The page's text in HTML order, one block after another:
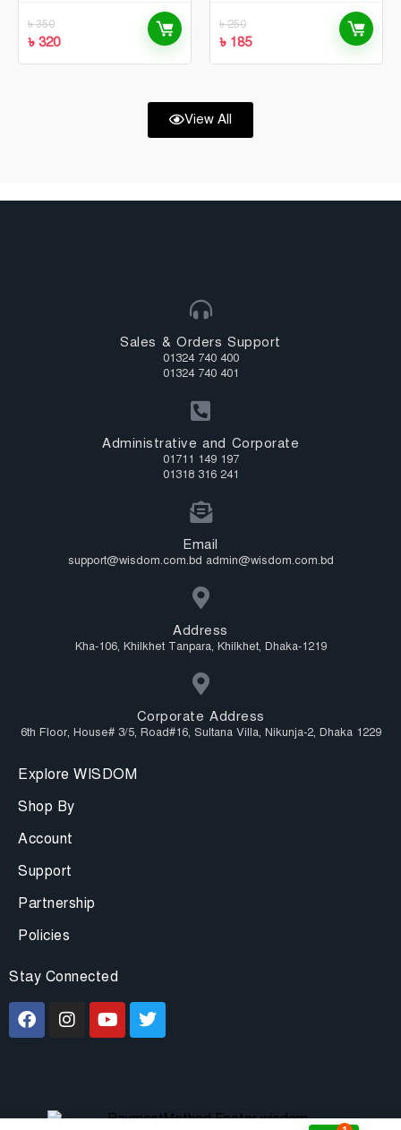
৳350
৳ 320
৳250
৳ 185
View All
Sales & Orders Support
01324 740 400
01324 740 401
Administrative and Corporate
01711 149 197
01318 316 241
Email
support@wisdom.com.bd admin@wisdom.com.bd
Address
Kha-106, Khilkhet Tanpara, Khilkhet, Dhaka-1219
Corporate Address
6th Floor, House# 3/5, Road#16, Sultana Villa, Nikunja-2, Dhaka 1229
Explore WISDOM
Shop By
Account
Support
Partnership
Policies
Stay Connected